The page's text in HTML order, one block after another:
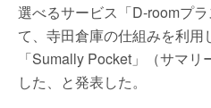
選べるサービス「D-roomプ
て、寺田倉庫の仕組みを利用
「Sumally Pocket」（サマ
した、と発表した。